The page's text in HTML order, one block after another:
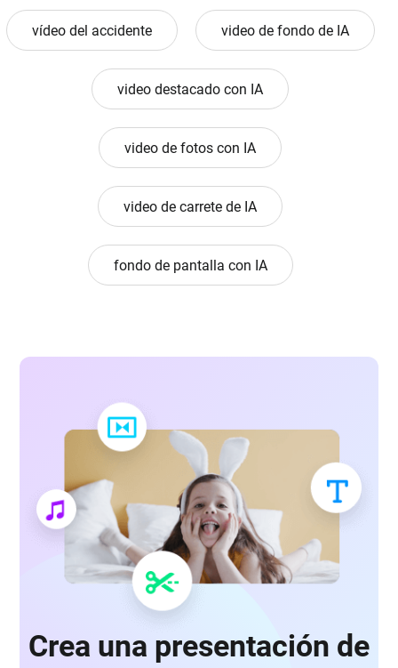
vídeo del accidente video de fondo de IA
video destacado con IA
video de fotos con IA
video de carrete de IA
fondo de pantalla con IA
Crea una presentación de